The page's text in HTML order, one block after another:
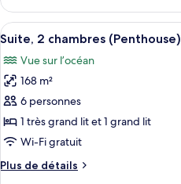
très
grand
et
1
canapé-
lit,
en
front
le
type
de
Chambre,
très
grand
lit
et
canapé-
Afficher
toutes
les
photos
pour
ce
type
chambre :
17
Suite, 2 chambres (Penthouse)
Vue sur l’océan
168 m²
6 personnes
1 très grand lit et 1 grand lit
Wi-Fi gratuit
Plus de détails
Plus